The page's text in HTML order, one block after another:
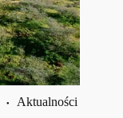
Aktualności